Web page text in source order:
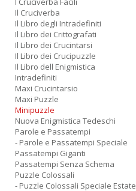
Il Cruciverba
Il Libro degli Intradefiniti
Il Libro dei Crittografati
Il Libro dei Crucintarsi
Il Libro dei Crucipuzzle
Il Libro dell Enigmistica
Intradefiniti
Maxi Crucintarsio
Maxi Puzzle
Minipuzzle
Nuova Enigmistica Tedeschi
Parole e Passatempi
- Parole e Passatempi Speciale
Passatempi Giganti
Passatempi Senza Schema
Puzzle Colossali
- Puzzle Colossali Speciale Estate